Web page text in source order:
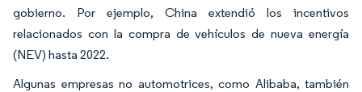
gobierno. Por ejemplo, China extendió los incentivos
relacionados con la compra de vehículos de nueva energía
(NEV) hasta 2022.
Algunas empresas no automotrices, como Alibaba, también